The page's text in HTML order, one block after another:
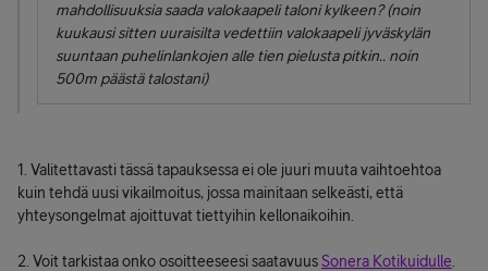
mahdollisuuksia saada valokaapeli taloni kylkeen? (noin
kuukausi sitten uuraisilta vedettiin valokaapeli jyväskylän
suuntaan puhelinlankojen alle tien pielusta pitkin.. noin
500m päästä talostani)
1. Valitettavasti tässä tapauksessa ei ole juuri muuta vaihtoehtoa
kuin tehdä uusi vikailmoitus, jossa mainitaan selkeästi, että
yhteysongelmat ajoittuvat tiettyihin kellonaikoihin.
2. Voit tarkistaa onko osoitteeseesi saatavuusSonera Kotikuidulle